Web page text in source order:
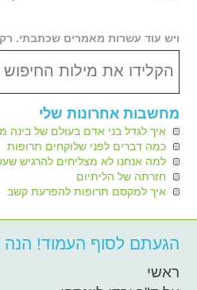
ויש עוד עשרות מאמרים שכתבתי.
מחשבות אחרונות שלי
איך לגדל בני אדם בעולם של בינה
כמה דברים לפני שלוקחים תרופות
למה אנחנו לא מצליחים להרגיש
חזרתה של הליתיום
איך למקסם תרופות להפרעת קשב
הגעתם לסוף העמוד! הנה
ראשי